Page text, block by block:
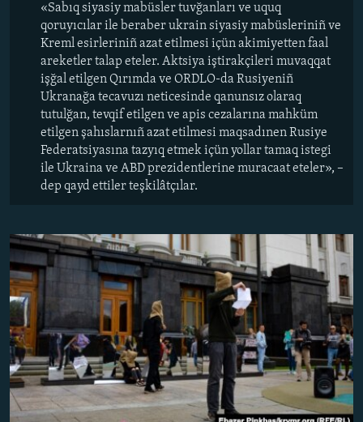
«Sabıq siyasiy mabüsler tuvğanları ve uquq
qoruyıcılar ile beraber ukrain siyasiy mabüsleriniñ ve
Kreml esirleriniñ azat etilmesi içün akimiyetten faal
areketler talap eteler. Aktsiya iştirakçileri muvaqqat
işğal etilgen Qırımda ve ORDLO-da Rusiyeniñ
Ukranağa tecavuzı neticesinde qanunsız olaraq
tutulğan, tevqif etilgen ve apis cezalarına mahküm
etilgen şahıslarnıñ azat etilmesi maqsadınen Rusiye
Federatsiyasına tazyıq etmek içün yollar tamaq istegi
ile Ukraina ve ABD prezidentlerine muracaat eteler», –
dep qayd ettiler teşkilâtçılar.